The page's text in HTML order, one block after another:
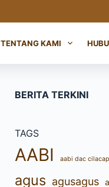
TENTANG KAMI
BERITA TERKINI
TAGS
AABI aabi dac cilacap
agus agusagus